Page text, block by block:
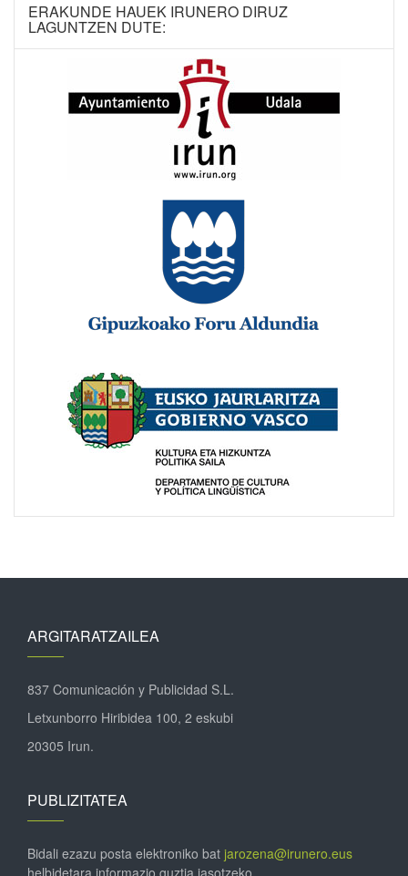
ERAKUNDE HAUEK IRUNERO DIRUZ
LAGUNTZEN DUTE:
ARGITARATZAILEA
837 Comunicación y Publicidad S.L.
Letxunborro Hiribidea 100, 2 eskubi
20305 Irun.
PUBLIZITATEA
Bidali ezazu posta elektroniko bat jarozena@irunero.eus